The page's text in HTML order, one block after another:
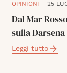
OPINIONI 25
Dal Mar
sulla
Leggi tutto